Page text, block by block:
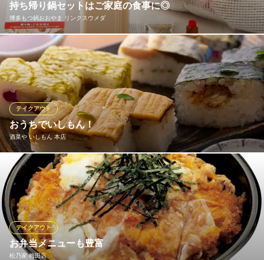
博多もつ鍋 おおやま 大阪駅
九州料理ともつ鍋専門店
ＪＲ大阪駅 徒歩1分
大阪府大阪市北区梅田3-1-3 LUCUA1100 10F
持ち帰り鍋セットはご家庭の食事に◎
博多もつ鍋おおやま リンクスウメダ
テイクアウトですぐに食べていただけるもつ鍋だけでなく、ご家
庭で手軽にもつ鍋を楽しんでいただける『もつ鍋セット（みそ味
／しょうゆ味）もご用意しています。もつ260g・スープ・薬味・
ちゃんぽん麺2玉がセットになって、2人前で3,996円（税込）～。
ご家族とご自宅で九州博多本場のもつ鍋をお楽しみください。
博多もつ鍋おおやま リンクスウメダ
九州料理ともつ鍋専門店
大阪メトロ御堂筋線梅田駅 徒歩1分
大阪府大阪市北区大深町1-1 ヨドバシ梅田タワー8F
おうちでいしもん！
酒菜や いしもん 本店
テイクアウト
当店では土日限定でテイクアウトも行っております。 なかなか外
食しづらい今に！是非ご利用ください。
酒菜や いしもん 本店
拘り鮮魚を手頃に楽しむ
ＪＲ東西線北新地駅 徒歩1分
大阪府大阪市北区梅田1-3-1 大阪駅前第一ビルB200
お弁当メニューも豊富
松乃家 梅田店
テイクアウト